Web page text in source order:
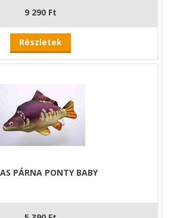
9 290 Ft
Részletek
PÁRNA PONTY BABY